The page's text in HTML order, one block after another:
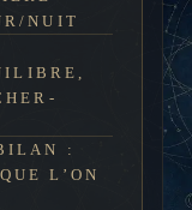
NUIT
:
L’ON